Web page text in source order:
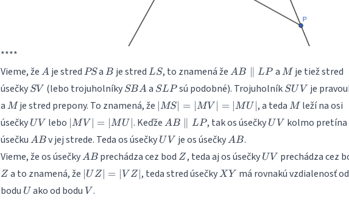
****
Vieme, že A
Aje stred PS
PSaB
B je stredLS
LS, to znamená žeAB
\parallel
LP
AB ∥ LP a M
Mje tiež stred
úsečky SV
SV (lebo trojuholníky SBA
SBAa SLP
SLP sú podobné). Trojuholník SUV
SUV je
a M
Mje stred prepony. To znamená, že |MS|
=
|MV|
=
|MU|
∣MS∣ = ∣MV ∣ = ∣MU ∣, a tedaM
Mleží na osi
úsečky UV
UV lebo |MV|
=
|MU|
∣MV ∣ = ∣MU ∣. Keďže AB
\parallel
LP
AB ∥ LP , tak os úsečky UV
UV kolmo pretína
úsečku AB
AB v jej strede. Teda os úsečky UV
UV je os úsečky AB
AB.
Vieme, že os úsečky AB
AB prechádza cez bod Z
Z, teda aj os úsečky UV
UV prechádza cez
Za to znamená, že |UZ|
=
|VZ|
∣U Z∣ = ∣V Z∣, teda stred úsečky XY
XY má rovnakú vzdialenosť od
bodu U
U ako od bodu V
V .